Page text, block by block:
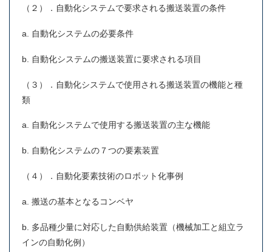
（２）．自動化システムで要求される搬送装置の条件
a. 自動化システムの必要条件
b. 自動化システムの搬送装置に要求される項目
（３）．自動化システムで使用される搬送装置の機能と種
類
a. 自動化システムで使用する搬送装置の主な機能
b. 自動化システムの７つの要素装置
（４）．自動化要素技術のロボット化事例
a. 搬送の基本となるコンベヤ
b. 多品種少量に対応した自動供給装置（機械加工と組立ラ
インの自動化例）